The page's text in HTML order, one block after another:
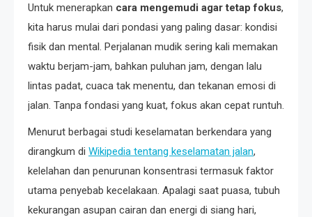
Untuk menerapkan cara mengemudi agar tetap fokus,
kita harus mulai dari pondasi yang paling dasar: kondisi
fisik dan mental. Perjalanan mudik sering kali memakan
waktu berjam-jam, bahkan puluhan jam, dengan lalu
lintas padat, cuaca tak menentu, dan tekanan emosi di
jalan. Tanpa fondasi yang kuat, fokus akan cepat runtuh.
Menurut berbagai studi keselamatan berkendara yang
dirangkum di Wikipedia tentang keselamatan jalan,
kelelahan dan penurunan konsentrasi termasuk faktor
utama penyebab kecelakaan. Apalagi saat puasa, tubuh
kekurangan asupan cairan dan energi di siang hari,